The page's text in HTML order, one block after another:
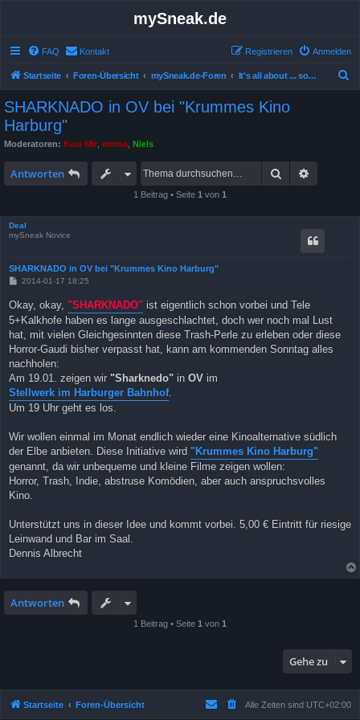
mySneak.de
FAQ Kontakt Anmelden
Registrieren
Startseite Foren-Übersicht mySneak.de-Foren It's all about ... something!
SHARKNADO in OV bei "Krummes Kino
Harburg"
Moderatoren: Kasi Mir emma Niels
Antworten Suche
1 Beitrag • Seite 1 von 1
Deal
mySneak Novice
SHARKNADO in OV bei "Krummes Kino Harburg"
B
i
t
r
g
2014-01-17 18:25
Okay, okay, "SHARKNADO" ist eigentlich schon vorbei und Tele
5+Kalkhofe haben es lange ausgeschlachtet, doch wer noch mal Lust
hat, mit vielen Gleichgesinnten diese Trash-Perle zu erleben oder diese
Horror-Gaudi bisher verpasst hat, kann am kommenden Sonntag alles
nachholen:
Am 19.01. zeigen wir "Sharknedo" in OV im
Stellwerk im Harburger Bahnhof.
Um 19 Uhr geht es los.
Wir wollen einmal im Monat endlich wieder eine Kinoalternative südlich
der Elbe anbieten. Diese Initiative wird "Krummes Kino Harburg"
genannt, da wir unbequeme und kleine Filme zeigen wollen:
Horror, Trash, Indie, abstruse Komödien, aber auch anspruchsvolles
Kino.
Unterstützt uns in dieser Idee und kommt vorbei. 5,00 € Eintritt für riesige
Leinwand und Bar im Saal.
Dennis Albrecht
Antworten
1 Beitrag • Seite 1 von 1
Gehe zu
Startseite Foren-Übersicht Alle Zeiten sind UTC+02:00